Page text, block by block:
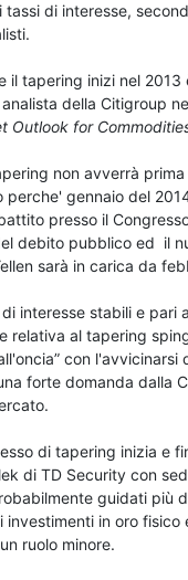
tassi di interesse,
il tapering inizi nel 2013
della Citigroup
Outlook for
non avverrà prima
perche' gennaio del
presso il
debito pubblico ed il
sarà in carica da
interesse stabili e pari
relativa al tapering
con l'avvicinarsi
forte domanda dalla
di tapering inizia e
di TD Security con
guidati più
investimenti in oro fisico
ruolo minore.